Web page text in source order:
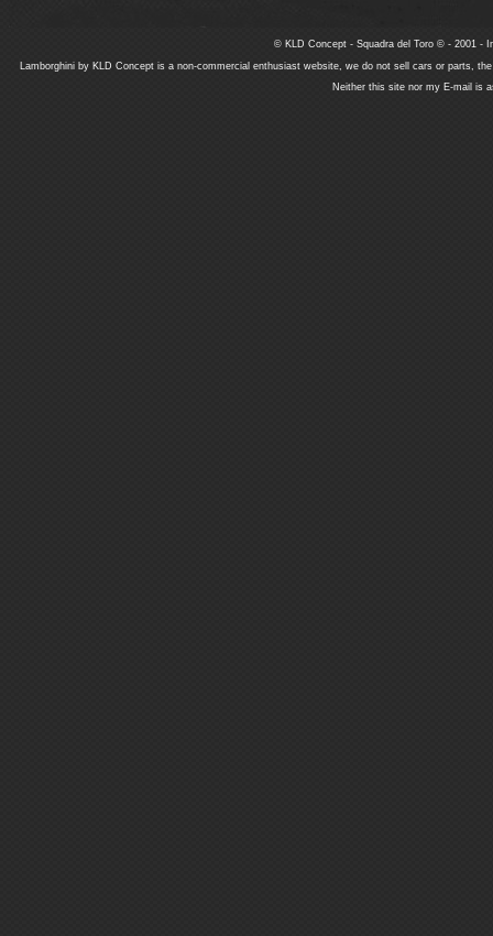
© KLD Concept - Squadra del Toro © - 2001 -
Lamborghini by KLD Concept is a non-commercial enthusiast website, we do not sell cars or parts,
Neither this site nor my E-mail is